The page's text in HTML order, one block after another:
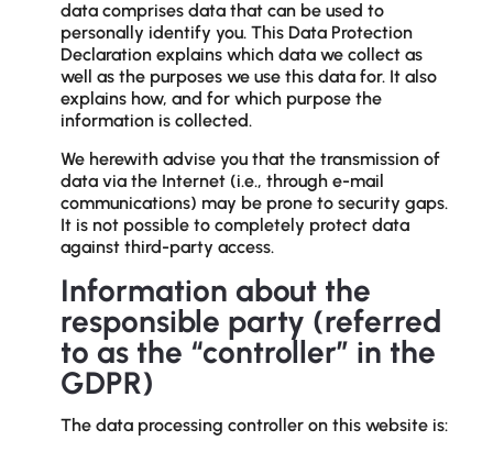
data comprises data that can be used to
personally identify you. This Data Protection
Declaration explains which data we collect as
well as the purposes we use this data for. It also
explains how, and for which purpose the
information is collected.
We herewith advise you that the transmission of
data via the Internet (i.e., through e-mail
communications) may be prone to security gaps.
It is not possible to completely protect data
against third-party access.
Information about the
responsible party (referred
to as the “controller” in the
GDPR)
The data processing controller on this website is: